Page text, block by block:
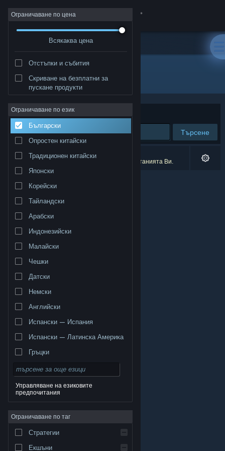
Вписване
Относно
Поддръжка
Смяна на езика
търговски марки принадлежат на съответните им
собственици в САЩ и други страни.
поверителност|Юридическа информация|
Достъпност|Условия за ползване на Steam
Възстановявания|Бисквитки
Ограничаване по цена
Всякаква цена
Отстъпки и събития
Скриване на безплатни за
пускане продукти
Ограничаване по език
Български
Опростен китайски
Традиционен китайски
Японски
Корейски
Тайландски
Арабски
Индонезийски
Малайски
Чешки
Датски
Немски
Английски
Испански — Испания
Испански — Латинска Америка
Гръцки
Управляване на езиковите
предпочитания
Ограничаване по таг
Стратегии
Екшъни
Всички продукти
Сортиране по Съответстване
Търсене
0 резултата съответстват на търсенето Ви.
2 заглавия бяха изключени спрямо предпочитанията Ви.